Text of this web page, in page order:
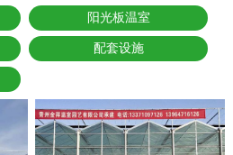
阳光板温室
配套设施